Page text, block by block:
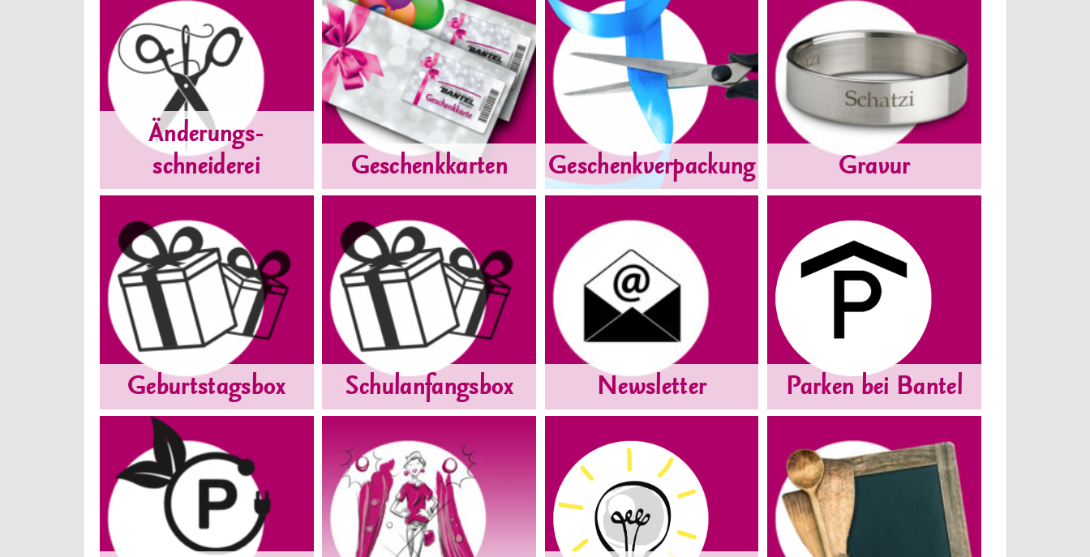
Änderungs-
schneiderei
Geschenkkarten Geschenkverpackung Gravur
Geburtstagsbox Schulanfangsbox Newsletter Parken bei Bantel